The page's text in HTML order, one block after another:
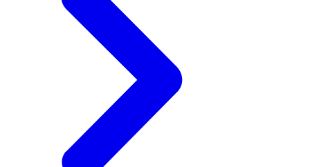
zijn als de stroomstoring lang duurt.
• Stel een noodpakket samen. Denk hierbij aan
drinkwater, eten dat lang houdbaar is, een
zaklamp, een radio op batterijen en een
opgeladen powerbank (draagbare batterij om je
telefoon op te laden) zodat je je mobiele telefoon
kunt opladen.
Is de stroom uitgevallen?
• Bel geen 112, want het is geen acute nood. Wel